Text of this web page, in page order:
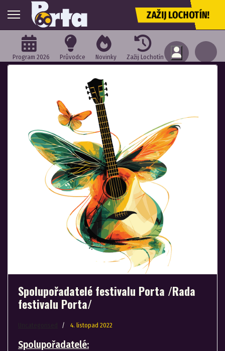
ZAŽIJ LOCHOTÍN!
Program 2026 Průvodce Novinky Zažij Lochotín
Spolupořadatelé festivalu Porta /Rada
festivalu Porta/
4. listopad 2022
Spolupořadatelé: